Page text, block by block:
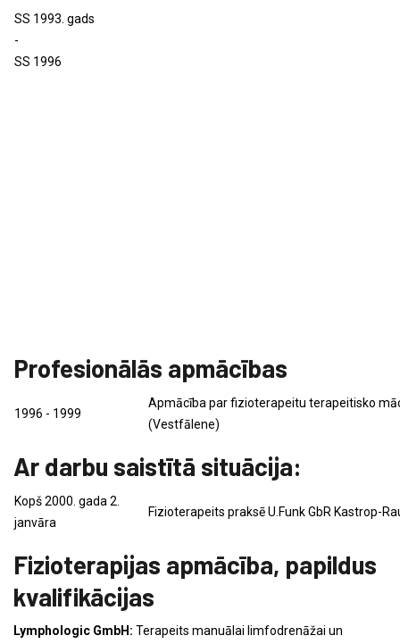
SS 1993. gads
-
SS 1996
Profesionālās apmācības
1996 - 1999
Apmācība par fizioterapeitu terapeitisko
(Vestfālene)
Ar darbu saistītā situācija:
Kopš 2000. gada 2.
janvāra
Fizioterapeits praksē U.Funk GbR Kastrop-
Fizioterapijas apmācība, papildus
kvalifikācijas
Lymphologic GmbH: Terapeits manuālai limfodrenāžai un